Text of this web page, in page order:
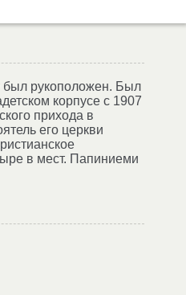
был рукоположен. Был
корпусе с 1907
прихода в
его церкви
в мест. Папиниеми